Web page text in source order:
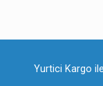
Yurtici Kargo